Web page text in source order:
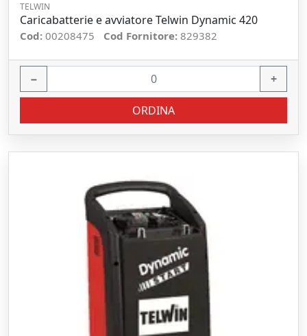
TELWIN
Caricabatterie e avviatore Telwin Dynamic 420
Cod: 00208475 Cod Fornitore: 829382
− +
ORDINA